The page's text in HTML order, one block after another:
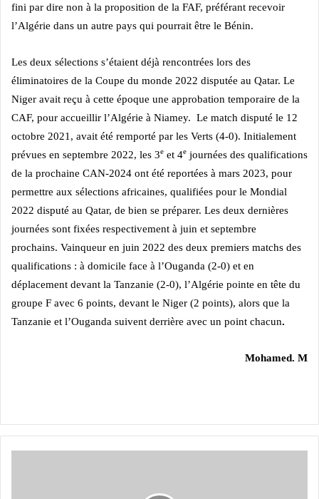
fini par dire non à la proposition de la FAF, préférant recevoir
l’Algérie dans un autre pays qui pourrait être le Bénin.
Les deux sélections s’étaient déjà rencontrées lors des
éliminatoires de la Coupe du monde 2022 disputée au Qatar. Le
Niger avait reçu à cette époque une approbation temporaire de la
CAF, pour accueillir l’Algérie à Niamey. Le match disputé le 12
octobre 2021, avait été remporté par les Verts (4-0). Initialement
prévues en septembre 2022, les 3e et 4e journées des qualifications
de la prochaine CAN-2024 ont été reportées à mars 2023, pour
permettre aux sélections africaines, qualifiées pour le Mondial
2022 disputé au Qatar, de bien se préparer. Les deux dernières
journées sont fixées respectivement à juin et septembre
prochains. Vainqueur en juin 2022 des deux premiers matchs des
qualifications : à domicile face à l’Ouganda (2-0) et en
déplacement devant la Tanzanie (2-0), l’Algérie pointe en tête du
groupe F avec 6 points, devant le Niger (2 points), alors que la
Tanzanie et l’Ouganda suivent derrière avec un point chacun.
Mohamed. M